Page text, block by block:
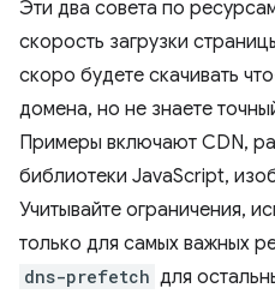
Эти два совета по
скорость загрузки
скоро будете скачивать
домена, но не знаете
Примеры включают CDN,
библиотеки JavaScript,
Учитывайте ограничения,
только для самых важных
dns-prefetch для